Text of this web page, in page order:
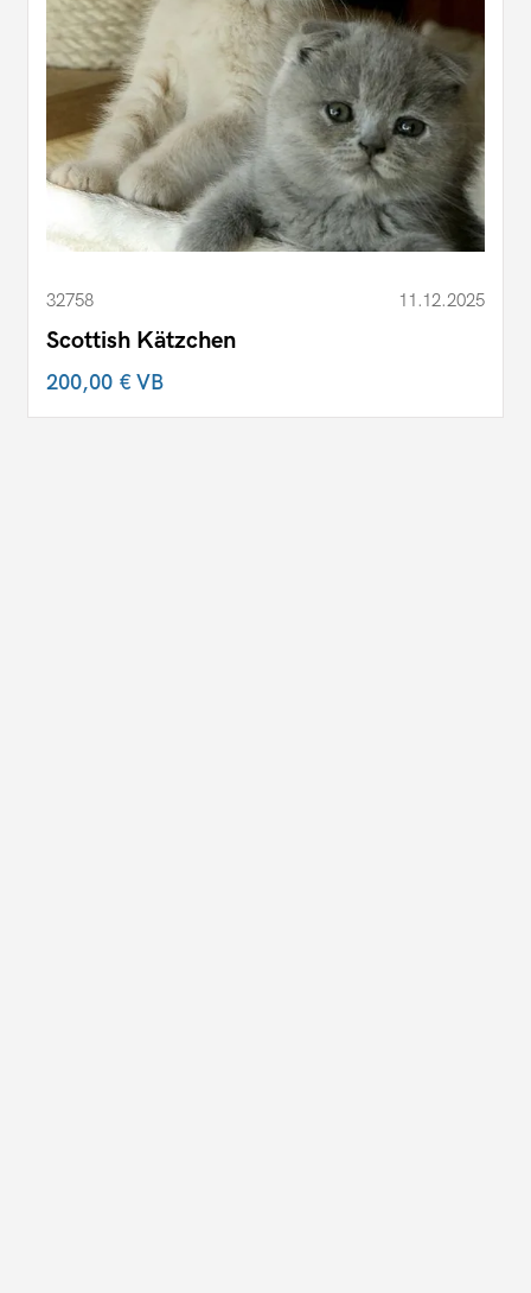
32758 11.12.2025
Scottish Kätzchen
200,00 €VB